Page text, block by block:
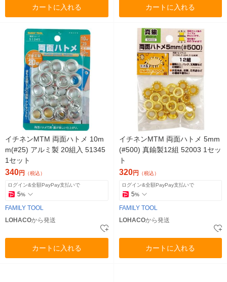
カートに入れる カートに入れる
イチネンMTM 両面ハトメ 10m
m(#25) アルミ製 20組入 51345
1セット
340円 （税込）
ログイン&全額PayPay支払いで
5%
FAMILY TOOL
LOHACOから発送
カートに入れる
イチネンMTM 両面ハトメ 5mm
(#500) 真鍮製12組 52003 1セッ
ト
320円 （税込）
ログイン&全額PayPay支払いで
5%
FAMILY TOOL
LOHACOから発送
カートに入れる